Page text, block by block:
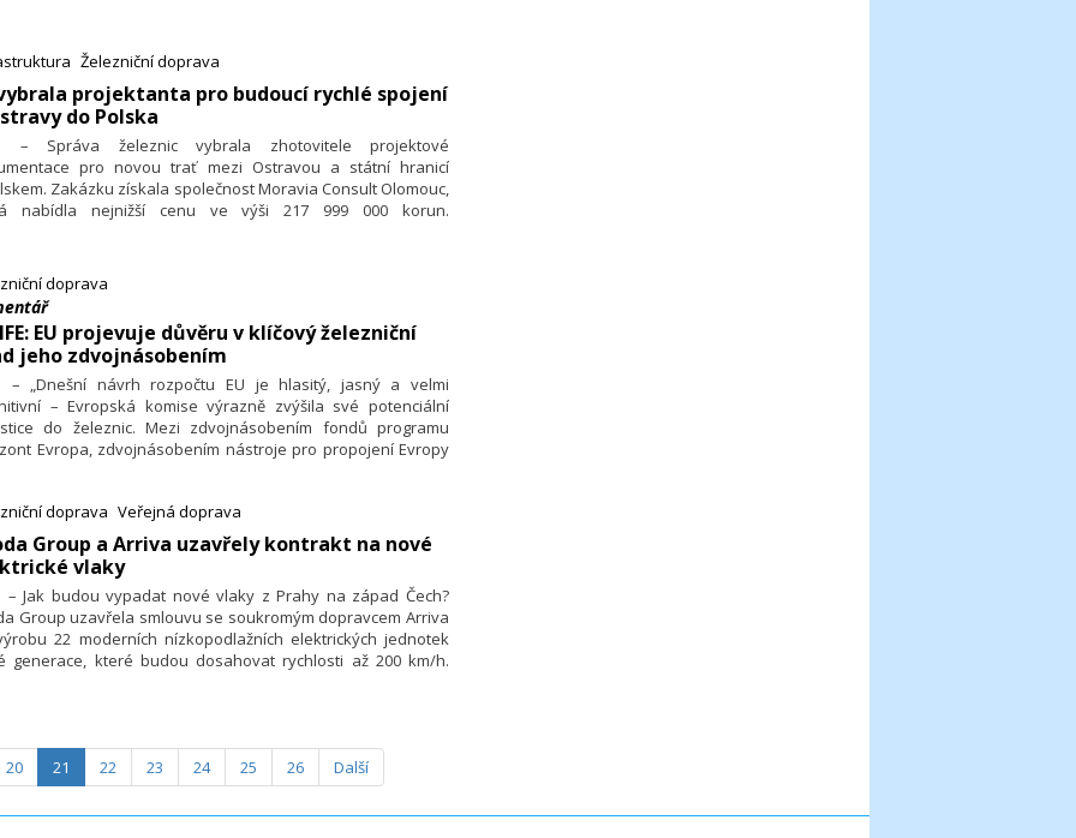
eur) a Švýcarsko (480 eur), které stejně jako lídr Lucembursko
eur) soustavně investují do své železniční infrastruktury
Železniční doprava
projektanta pro budoucí rychlé spojení
do Polska
– Správa železnic vybrala zhotovitele projektové
pro novou trať mezi Ostravou a státní hranicí
Zakázku získala společnost Moravia Consult Olomouc,
nabídla nejnižší cenu ve výši 217 999 000 korun.
doprava
EU projevuje důvěru v klíčový železniční
jeho zdvojnásobením
– „Dnešní návrh rozpočtu EU je hlasitý, jasný a velmi
– Evropská komise výrazně zvýšila své potenciální
do železnic. Mezi zdvojnásobením fondů programu
Evropa, zdvojnásobením nástroje pro propojení Evropy
k dispozici odrazový můstek pro zahájení mamutího úkolu,
je vybudování evropské železniční sítě zítřka.“ Ve svém
to včera uvedl generální ředitel Unie evropského
průmyslu (UNIFE) Enno Wiebe.
doprava Veřejná doprava
Group a Arriva uzavřely kontrakt na nové
vlaky
– Jak budou vypadat nové vlaky z Prahy na západ Čech?
Group uzavřela smlouvu se soukromým dopravcem Arriva
22 moderních nízkopodlažních elektrických jednotek
generace, které budou dosahovat rychlosti až 200 km/h.
plánuje nasazení těchto jednotek na linkách Ex6
a R16 (Praha–Beroun–Plzeň–Klatovy /
Ruda) v západních Čechách od prosince 2028.
20 21 22 23 24 25 26 Další